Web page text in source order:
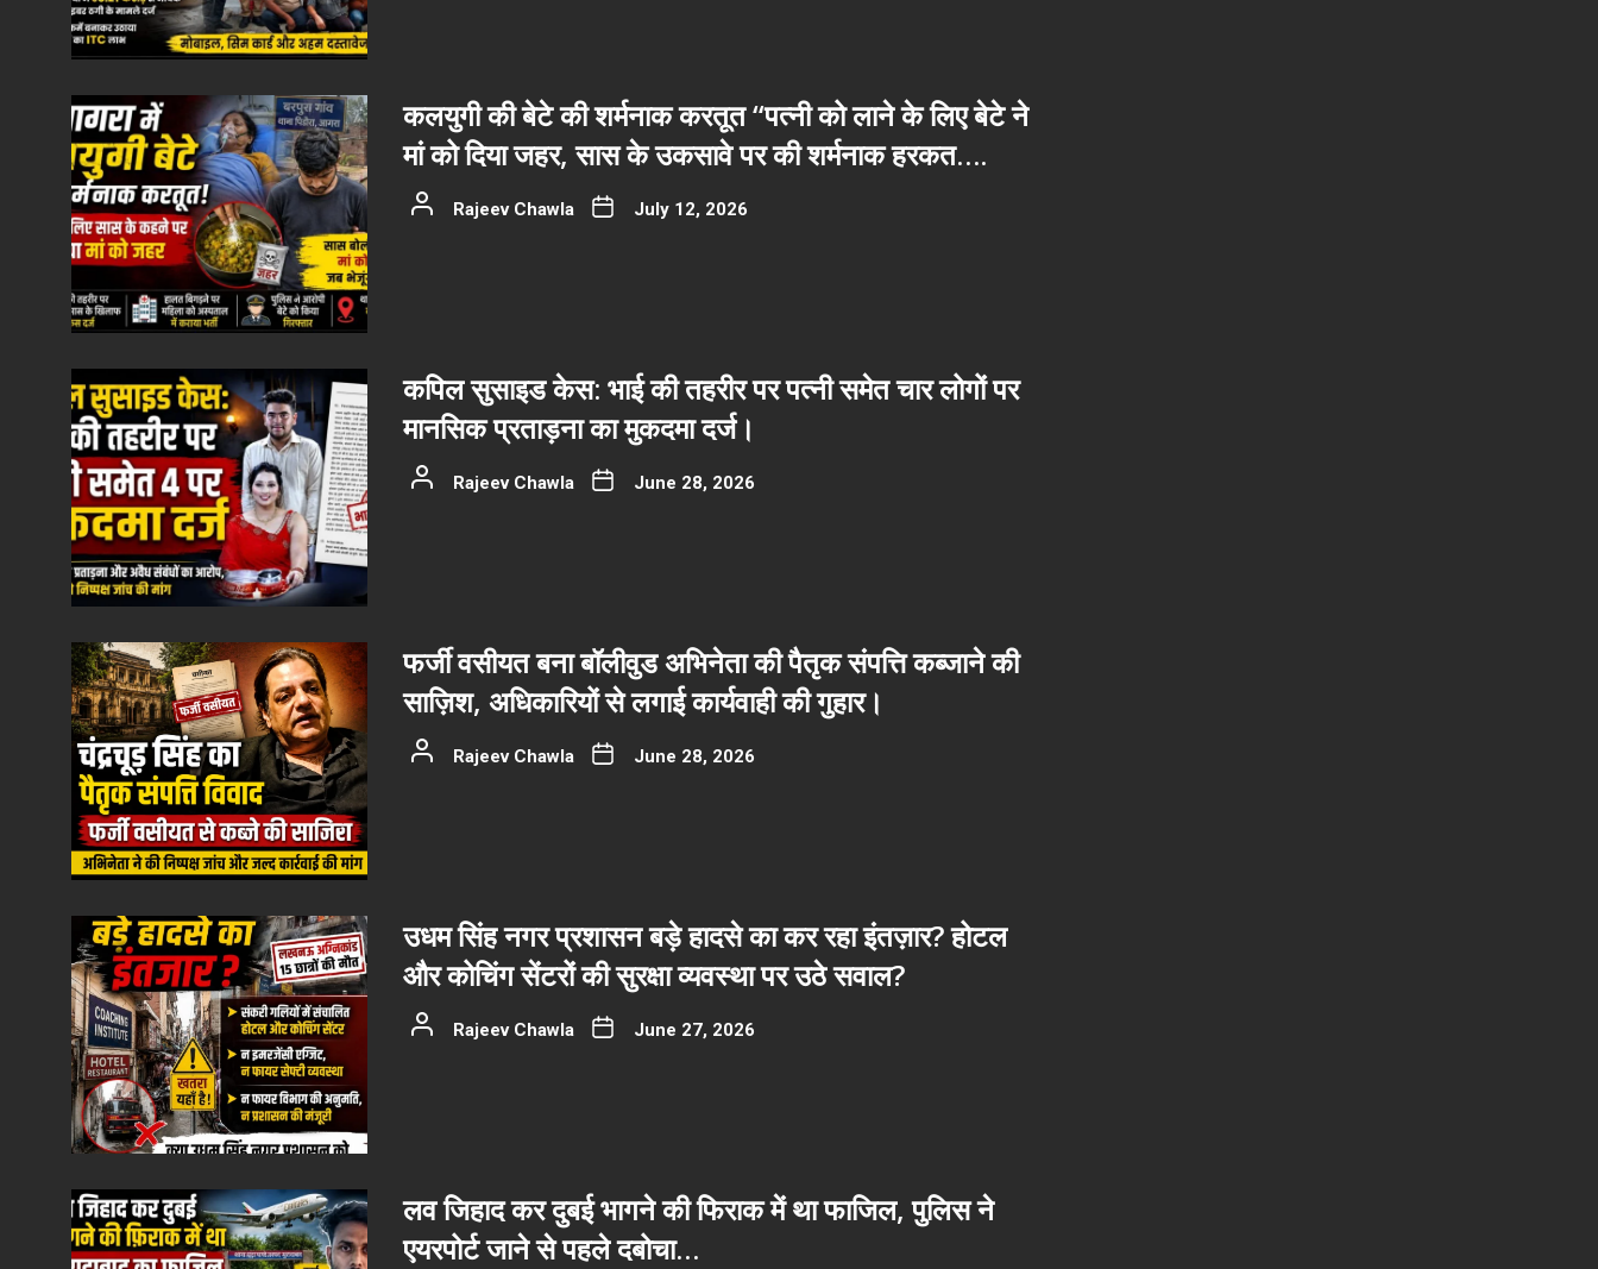
कलयुगी की बेटे की शर्मनाक करतूत “पत्नी को लाने के लिए बेटे ने
मां को दिया जहर, सास के उकसावे पर की शर्मनाक हरकत….
Rajeev Chawla July 12, 2026
कपिल सुसाइड केस: भाई की तहरीर पर पत्नी समेत चार लोगों पर
मानसिक प्रताड़ना का मुकदमा दर्ज।
Rajeev Chawla June 28, 2026
फर्जी वसीयत बना बॉलीवुड अभिनेता की पैतृक संपत्ति कब्जाने की
साज़िश, अधिकारियों से लगाई कार्यवाही की गुहार।
Rajeev Chawla June 28, 2026
उधम सिंह नगर प्रशासन बड़े हादसे का कर रहा इंतज़ार? होटल
और कोचिंग सेंटरों की सुरक्षा व्यवस्था पर उठे सवाल?
Rajeev Chawla June 27, 2026
लव जिहाद कर दुबई भागने की फिराक में था फाजिल, पुलिस ने
एयरपोर्ट जाने से पहले दबोचा…